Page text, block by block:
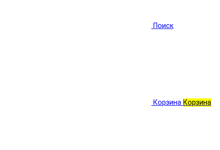
Поиск
Корзина Корзина